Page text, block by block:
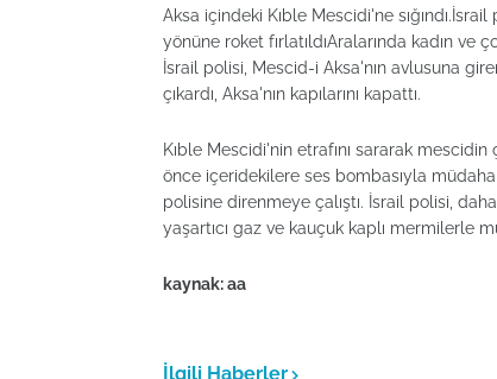
Aksa içindeki Kıble Mescidi'ne
yönüne roket fırlatıldıAralarında kadın ve
İsrail polisi, Mescid-i Aksa'nın avlusuna
çıkardı, Aksa'nın kapılarını kapattı.
Kıble Mescidi'nin etrafını sararak mescidin
önce içeridekilere ses bombasıyla
polisine direnmeye çalıştı. İsrail polisi,
yaşartıcı gaz ve kauçuk kaplı mermilerle
kaynak: aa
İlgili Haberler